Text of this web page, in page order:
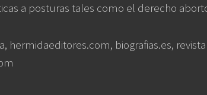
a posturas tales como el derecho
hermidaeditores.com, biografias.es,